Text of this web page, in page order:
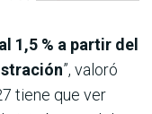
1,5 % a partir del
”, valoró
tiene que ver